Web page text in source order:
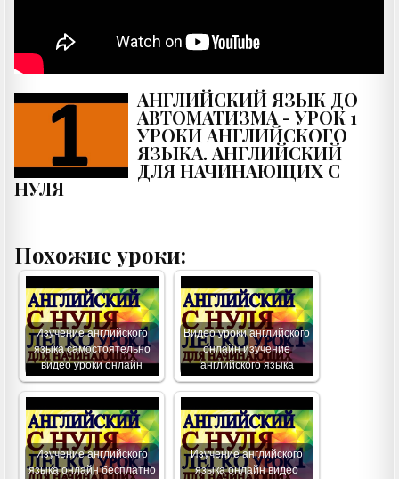
АНГЛИЙСКИЙ ЯЗЫК ДО
АВТОМАТИЗМА - УРОК 1
УРОКИ АНГЛИЙСКОГО
ЯЗЫКА. АНГЛИЙСКИЙ
ДЛЯ НАЧИНАЮЩИХ С
НУЛЯ
Похожие уроки:
Изучение английского
языка самостоятельно
видео уроки онлайн
Видео уроки английского
онлайн изучение
английского языка
Изучение английского
языка онлайн бесплатно
Изучение английского
языка онлайн видео